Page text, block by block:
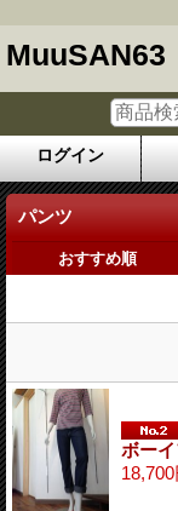
MuuSAN63
ログイン
パンツ
おすすめ順
ボー
18,700